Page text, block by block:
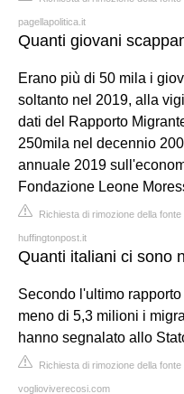
pagellapolitica.it
Quanti giovani
Erano più di 50 mila i
soltanto nel 2019, alla
dati del Rapporto
250mila nel decennio
annuale 2019
Fondazione Leone
Richiesta di rimozione della fonte
huffingtonpost.it
Quanti italiani ci sono
Secondo l'ultimo
meno di 5,3 milioni i
hanno segnalato allo
Richiesta di rimozione della fonte
voglioviverecosi.com